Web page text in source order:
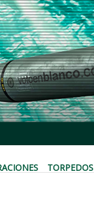
TORPEDOS